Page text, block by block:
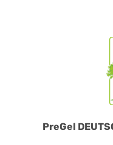
PreGel